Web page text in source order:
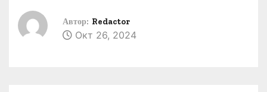
Автор: Redactor
Окт 26, 2024